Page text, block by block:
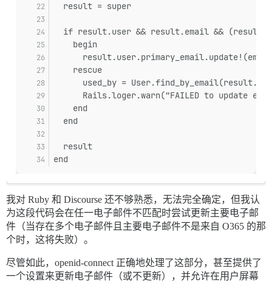
  result = super
if result.user && result.email &&
    begin
    rescue
used_by =
Rails.loger.warn("FAILED to update
    end
  end
  result
end
我对 Ruby 和 Discourse 还不够熟悉，无法完全确定，但我认
为这段代码会在任一电子邮件不匹配时尝试更新主要电子邮
件（当存在多个电子邮件且主要电子邮件不是来自 O365 的那
个时，这将失败）。
尽管如此，openid-connect 正确地处理了这部分，甚至提供了
一个设置来更新电子邮件（或不更新），并允许在用户屏幕